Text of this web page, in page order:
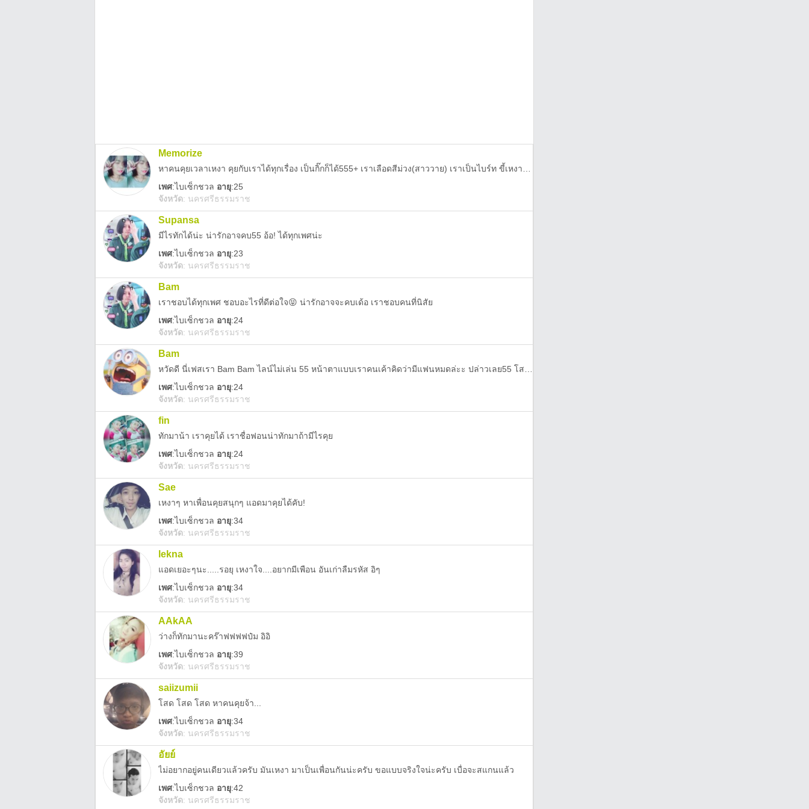
Memorize
เพศ:ไบเซ็กชวล อายุ:25
จังหวัด: นครศรีธรรมราช
Supansa
มีไรทักได้น่ะ น่ารักอาจคบ55 อ้อ! ได้ทุกเพศน่ะ
เพศ:ไบเซ็กชวล อายุ:23
จังหวัด: นครศรีธรรมราช
Bam
เราชอบได้ทุกเพศ ชอบอะไรที่ดีต่อใจ😝 น่ารักอาจจะคบเด้อ เราชอบคนที่นิสัย
เพศ:ไบเซ็กชวล อายุ:24
จังหวัด: นครศรีธรรมราช
Bam
เพศ:ไบเซ็กชวล อายุ:24
จังหวัด: นครศรีธรรมราช
fin
ทักมาน้า เราคุยได้ เราชื่อฟอนน่าทักมาถ้ามีไรคุย
เพศ:ไบเซ็กชวล อายุ:24
จังหวัด: นครศรีธรรมราช
Sae
เหงาๆ หาเพื่อนคุยสนุกๆ แอดมาคุยได้คับ!
เพศ:ไบเซ็กชวล อายุ:34
จังหวัด: นครศรีธรรมราช
lekna
แอดเยอะๆนะ.....รอยุ เหงาใจ....อยากมีเพือน อันเก่าลืมรหัส อิๆ
เพศ:ไบเซ็กชวล อายุ:34
จังหวัด: นครศรีธรรมราช
AAkAA
ว่างก็ทักมานะคร๊าฟฟฟฟป๋ม อิอิ
เพศ:ไบเซ็กชวล อายุ:39
จังหวัด: นครศรีธรรมราช
saiizumii
โสด โสด โสด หาคนคุยจ้า...
เพศ:ไบเซ็กชวล อายุ:34
จังหวัด: นครศรีธรรมราช
อัยย์
ไม่อยากอยู่คนเดียวแล้วครับ มันเหงา มาเป็นเพื่อนกันน่ะครับ ขอแบบจริงใจน่ะครับ เบื่อจะสแกนแล้ว
เพศ:ไบเซ็กชวล อายุ:42
จังหวัด: นครศรีธรรมราช